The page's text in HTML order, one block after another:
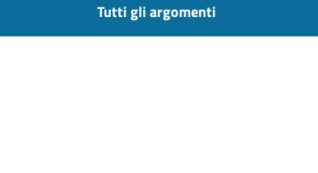
Tutti gli argomenti